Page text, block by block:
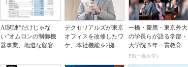
AI関連“だけじゃな
い”オムロンの制御機
器事業、地道な顧客基
デクセリアルズが東京
オフィスを改修したワ
ケ、本社機能を2拠点
一橋・慶應・東京外大
の学長らが語る学部・
大学院５年一貫教育
PR(一橋大学)